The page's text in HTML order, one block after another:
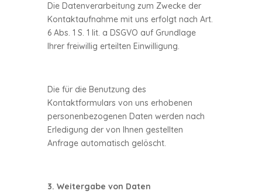
Die Datenverarbeitung zum Zwecke der
Kontaktaufnahme mit uns erfolgt nach Art.
6 Abs. 1 S. 1 lit. a DSGVO auf Grundlage
Ihrer freiwillig erteilten Einwilligung.
Die für die Benutzung des
Kontaktformulars von uns erhobenen
personenbezogenen Daten werden nach
Erledigung der von Ihnen gestellten
Anfrage automatisch gelöscht.
3. Weitergabe von Daten